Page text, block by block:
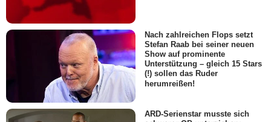
Nach zahlreichen Flops setzt
Stefan Raab bei seiner neuen
Show auf prominente
Unterstützung – gleich 15 Stars
(!) sollen das Ruder
herumreißen!
ARD-Serienstar musste sich